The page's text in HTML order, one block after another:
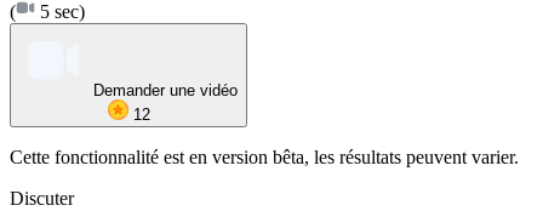
(
5 sec)
Demander une vidéo
12
Cette fonctionnalité est en version bêta, les résultats peuvent varier.
Discuter